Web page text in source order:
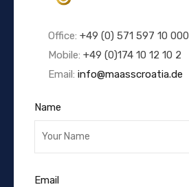
Office: +49 (0) 571 597 10 000
Mobile: +49 (0)174 10 12 10 2
Email: info@maasscroatia.de
Name
Email